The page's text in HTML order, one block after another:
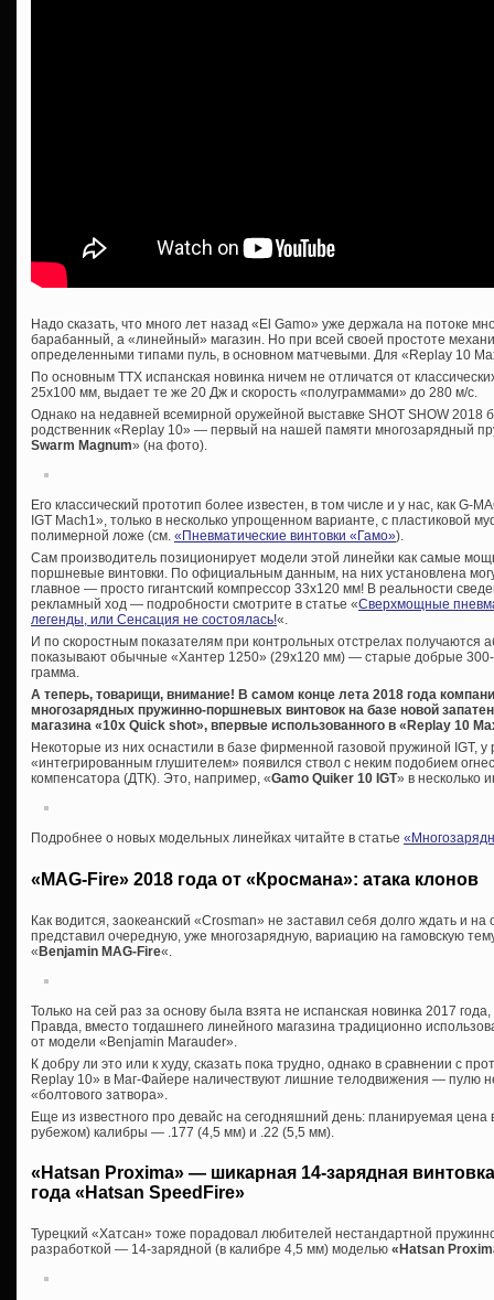
Надо сказать, что много лет назад «El Gamo» уже держала на потоке
барабанный, а «линейный» магазин. Но при всей своей простоте
определенными типами пуль, в основном матчевыми. Для «Replay 10
По основным ТТХ испанская новинка ничем не отличатся от
25х100 мм, выдает те же 20 Дж и скорость «полуграммами» до 280 м/с.
Однако на недавней всемирной оружейной выставке SHOT SHOW 2018
родственник «Replay 10» — первый на нашей памяти многозарядный
Swarm Magnum» (на фото).
Его классический прототип более известен, в том числе и у нас, как G-
IGT Mach1», только в несколько упрощенном варианте, с пластиковой
полимерной ложе (см. «Пневматические винтовки «Гамо»).
Сам производитель позиционирует модели этой линейки как самые
поршневые винтовки. По официальным данным, на них установлена
главное — просто гигантский компрессор 33х120 мм! В реальности
рекламный ход — подробности смотрите в статье «Сверхмощные
легенды, или Сенсация не состоялась!«.
И по скоростным показателям при контрольных отстрелах получаются
показывают обычные «Хантер 1250» (29х120 мм) — старые добрые
грамма.
А теперь, товарищи, внимание! В самом конце лета 2018 года
многозарядных пружинно-поршневых винтовок на базе новой
магазина «10x Quick shot», впервые использованного в «Replay 10
Некоторые из них оснастили в базе фирменной газовой пружиной IGT, у
«интегрированным глушителем» появился ствол с неким подобием
компенсатора (ДТК). Это, например, «Gamo Quiker 10 IGT» в несколько
Подробнее о новых модельных линейках читайте в статье
«MAG-Fire» 2018 года от «Кросмана»: атака клонов
Как водится, заокеанский «Crosman» не заставил себя долго ждать и
представил очередную, уже многозарядную, вариацию на гамовскую
«Benjamin MAG-Fire«.
Только на сей раз за основу была взята не испанская новинка 2017
Правда, вместо тогдашнего линейного магазина традиционно
от модели «Benjamin Marauder».
К добру ли это или к худу, сказать пока трудно, однако в сравнении с
Replay 10» в Маг-Файере наличествуют лишние телодвижения — пулю
«болтового затвора».
Еще из известного про девайс на сегодняшний день: планируемая
рубежом) калибры — .177 (4,5 мм) и .22 (5,5 мм).
«Hatsan Proxima» — шикарная 14-зарядная
года «Hatsan SpeedFire»
Турецкий «Хатсан» тоже порадовал любителей нестандартной
разработкой — 14-зарядной (в калибре 4,5 мм) моделью «Hatsan